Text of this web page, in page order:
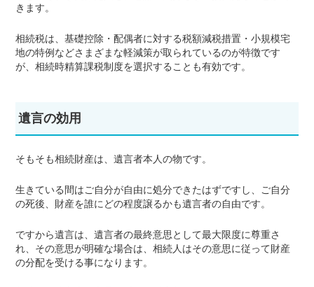
きます。
相続税は、基礎控除・配偶者に対する税額減税措置・小規模宅
地の特例などさまざまな軽減策が取られているのが特徴です
が、相続時精算課税制度を選択することも有効です。
遺言の効用
そもそも相続財産は、遺言者本人の物です。
生きている間はご自分が自由に処分できたはずですし、ご自分
の死後、財産を誰にどの程度譲るかも遺言者の自由です。
ですから遺言は、遺言者の最終意思として最大限度に尊重さ
れ、その意思が明確な場合は、相続人はその意思に従って財産
の分配を受ける事になります。